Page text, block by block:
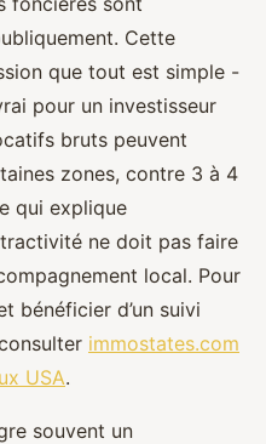
Cette
que tout est simple -
pour un investisseur
bruts peuvent
zones, contre 3 à 4
qui explique
ne doit pas faire
local. Pour
bénéficier d’un suivi
immostates.com
USA.
souvent un